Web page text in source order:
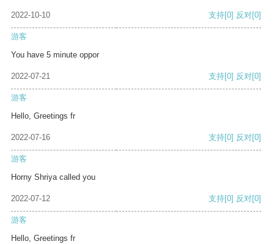
2022-10-10 支持[0] 反对[0]
游客
You have 5 minute oppor
2022-07-21 支持[0] 反对[0]
游客
Hello, Greetings fr
2022-07-16 支持[0] 反对[0]
游客
Horny Shriya called you
2022-07-12 支持[0] 反对[0]
游客
Hello, Greetings fr